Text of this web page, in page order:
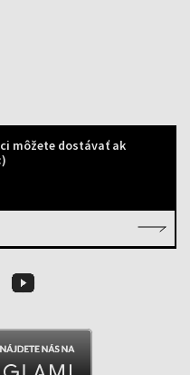
môžete dostávať ak